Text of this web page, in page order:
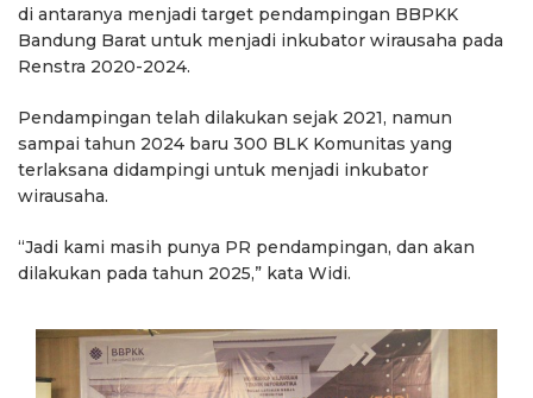
di antaranya menjadi target pendampingan BBPKK
Bandung Barat untuk menjadi inkubator wirausaha pada
Renstra 2020-2024.
Pendampingan telah dilakukan sejak 2021, namun
sampai tahun 2024 baru 300 BLK Komunitas yang
terlaksana didampingi untuk menjadi inkubator
wirausaha.
“Jadi kami masih punya PR pendampingan, dan akan
dilakukan pada tahun 2025,” kata Widi.